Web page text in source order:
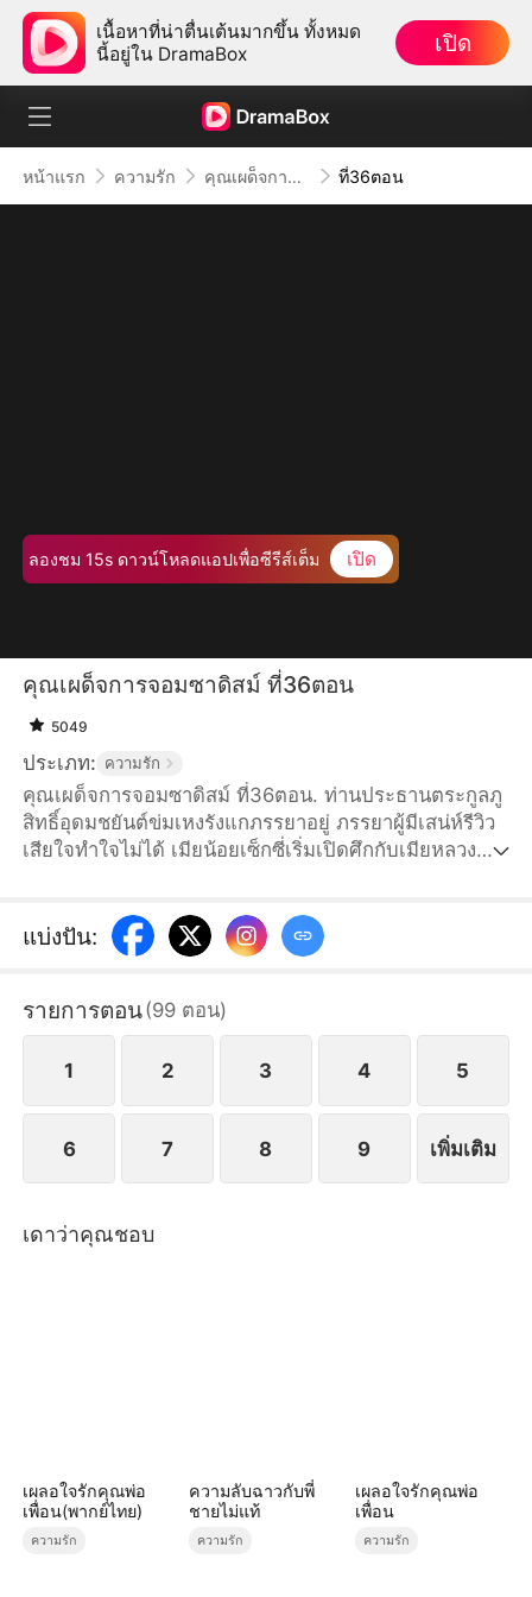
เนื้อหาที่น่าตื่นเต้นมากขึ้น ทั้งหมด
นี้อยู่ใน DramaBox
เปิด
หน้าแรก ความรัก คุณเผด็จการจอมซาดิสม์ ที่36ตอน
ลองชม 15s ดาวน์โหลดแอปเพื่อซีรีส์เต็ม เปิด
คุณเผด็จการจอมซาดิสม์ ที่36ตอน
5049
ประเภท: ความรัก
คุณเผด็จการจอมซาดิสม์ ที่36ตอน. ท่านประธานตระกูลภู
สิทธิ์อุดมชยันต์ข่มเหงรังแกภรรยาอยู่ ภรรยาผู้มีเสน่ห์รีวิว
เสียใจทำใจไม่ได้ เมียน้อยเซ็กซี่เริ่มเปิดศึกกับเมียหลวง
แบ่งปัน:
รายการตอน(99 ตอน)
1 2 3 4 5
6 7 8 9 เพิ่มเติม
เดาว่าคุณชอบ
เผลอใจรักคุณพ่อ
เพื่อน(พากย์ไทย)
ความรัก
ความลับฉาวกับพี่
ชายไม่แท้
ความรัก
เผลอใจรักคุณพ่อ
เพื่อน
ความรัก